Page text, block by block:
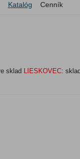
Katalóg Cenník
sklad LIESKOVEC: